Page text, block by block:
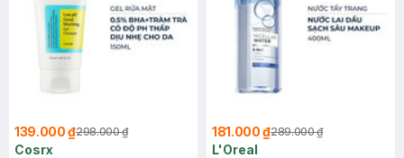
139.000 ₫298.000 ₫
Cosrx
181.000 ₫289.000 ₫
L'Oreal